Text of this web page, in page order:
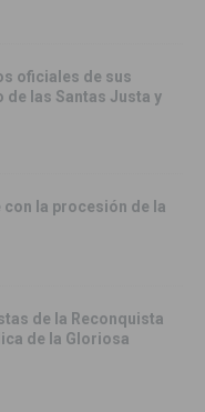
oficiales de sus
de las Santas Justa y
con la procesión de la
de la Reconquista
de la Gloriosa